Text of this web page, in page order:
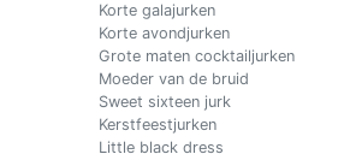
Korte galajurken
Korte avondjurken
Grote maten cocktailjurken
Moeder van de bruid
Sweet sixteen jurk
Kerstfeestjurken
Little black dress